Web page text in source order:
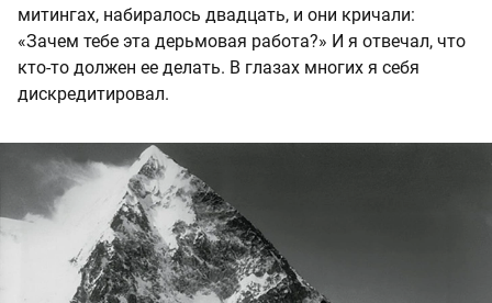
митингах, набиралось двадцать, и они кричали:
«Зачем тебе эта дерьмовая работа?» И я отвечал, что
кто-то должен ее делать. В глазах многих я себя
дискредитировал.